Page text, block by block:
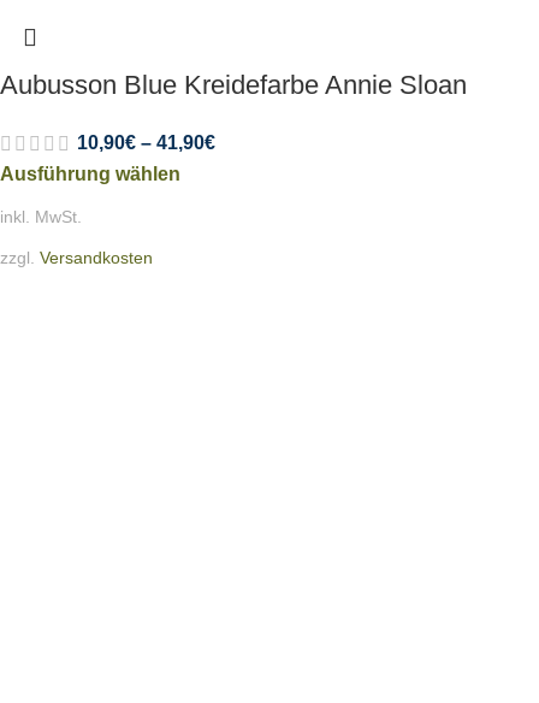
Aubusson Blue Kreidefarbe Annie Sloan
10,90€ – 41,90€
Ausführung wählen
inkl. MwSt.
zzgl. Versandkosten